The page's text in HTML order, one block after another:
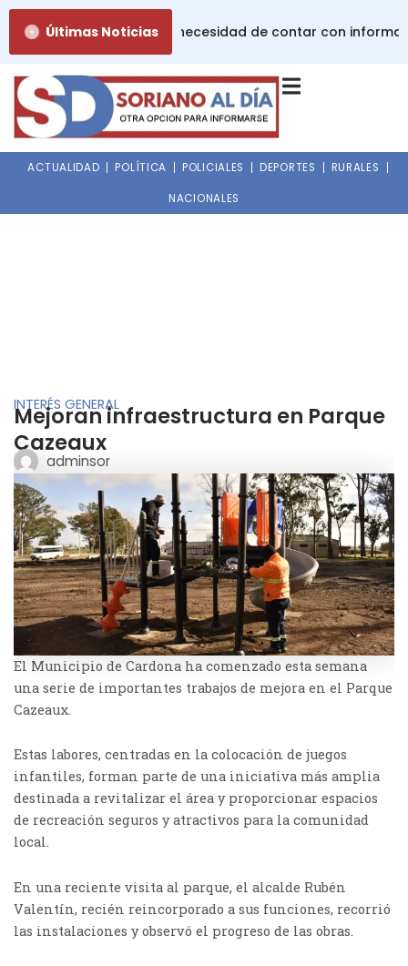
contenido
Últimas Noticias
de la lactancia: la necesidad de contar con
ACTUALIDAD POLÍTICA POLICIALES DEPORTES RURALES
NACIONALES
INTERÉS GENERAL
Mejoran infraestructura en Parque
Cazeaux
adminsor
El Municipio de Cardona ha comenzado esta semana
una serie de importantes trabajos de mejora en el Parque
Cazeaux.
Estas labores, centradas en la colocación de juegos
infantiles, forman parte de una iniciativa más amplia
destinada a revitalizar el área y proporcionar espacios
de recreación seguros y atractivos para la comunidad
local.
En una reciente visita al parque, el alcalde Rubén
Valentín, recién reincorporado a sus funciones, recorrió
las instalaciones y observó el progreso de las obras.